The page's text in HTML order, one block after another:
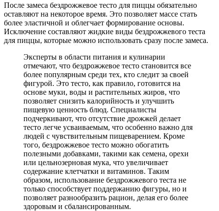
После замеса бездрожжевое тесто для пиццы обязательно
оставляют на некоторое время. Это позволяет массе стать
более эластичной и облегчает формирование основы.
Исключение составляют жидкие виды бездрожжевого теста
для пиццы, которые можно использовать сразу после замеса.
Эксперты в области питания и кулинарии
отмечают, что бездрожжевое тесто становится все
более популярным среди тех, кто следит за своей
фигурой. Это тесто, как правило, готовится на
основе муки, воды и растительных жиров, что
позволяет снизить калорийность и улучшить
пищевую ценность блюд. Специалисты
подчеркивают, что отсутствие дрожжей делает
тесто легче усваиваемым, что особенно важно для
людей с чувствительным пищеварением. Кроме
того, бездрожжевое тесто можно обогатить
полезными добавками, такими как семена, орехи
или цельнозерновая мука, что увеличивает
содержание клетчатки и витаминов. Таким
образом, использование бездрожжевого теста не
только способствует поддержанию фигуры, но и
позволяет разнообразить рацион, делая его более
здоровым и сбалансированным.